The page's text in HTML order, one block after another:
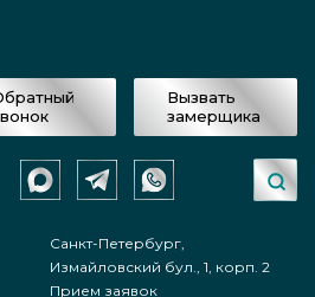
Вызвать
замерщика
Санкт-Петербург,
Измайловский бул., 1, корп. 2
Прием заявок